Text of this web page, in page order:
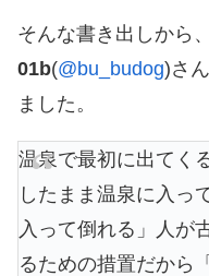
そんな書き出しから、
01b(@bu_budog)さ
ました。
温泉で最初に出てく
したまま温泉に入っ
入って倒れる」人が
るための措置だから